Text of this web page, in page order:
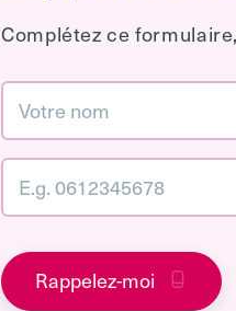
Complétez ce
Rappelez-moi